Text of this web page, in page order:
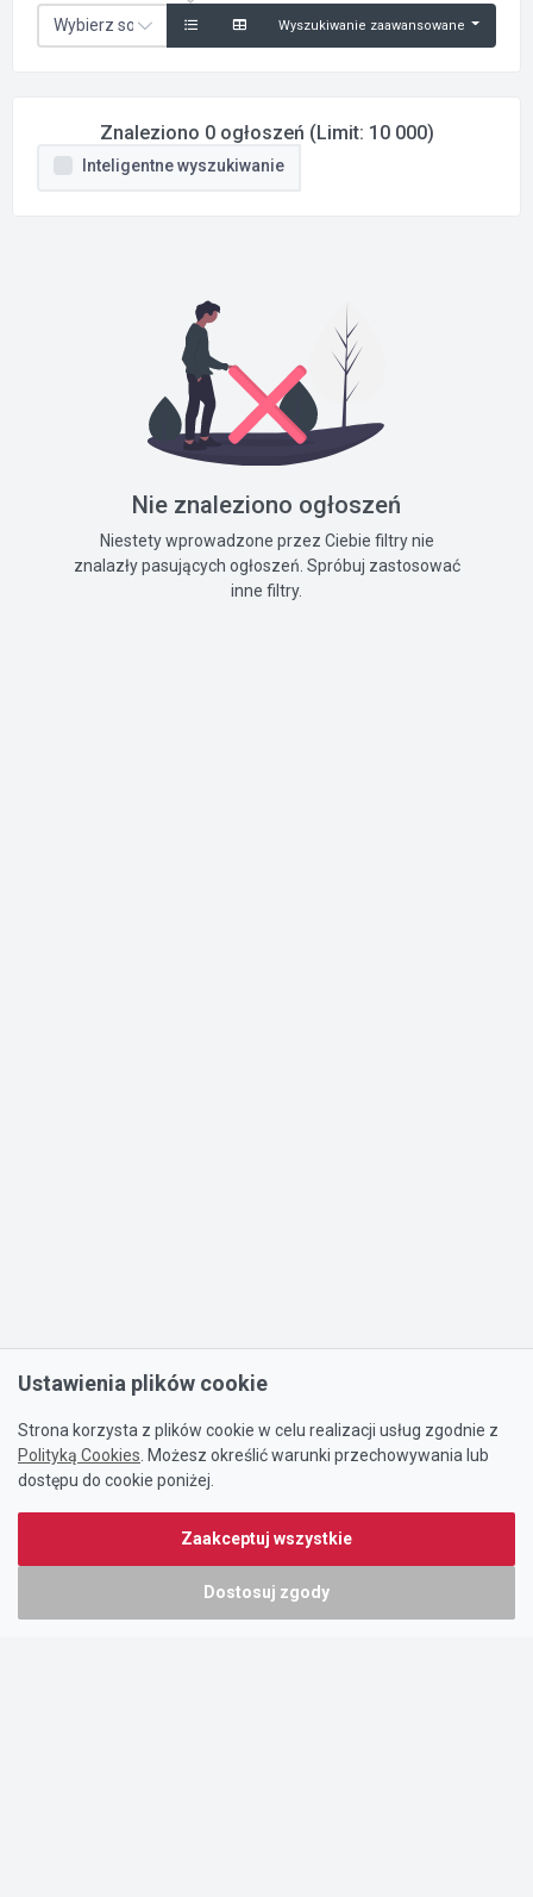
Wyszukiwanie zaawansowane
Znaleziono 0 ogłoszeń (Limit: 10 000)
Inteligentne wyszukiwanie
Nie znaleziono ogłoszeń
Niestety wprowadzone przez Ciebie filtry nie
znalazły pasujących ogłoszeń. Spróbuj zastosować
inne filtry.
Ustawienia plików cookie
Strona korzysta z plików cookie w celu realizacji usług zgodnie z
Polityką Cookies . Możesz określić warunki przechowywania lub
dostępu do cookie poniżej.
Zaakceptuj wszystkie
Dostosuj zgody